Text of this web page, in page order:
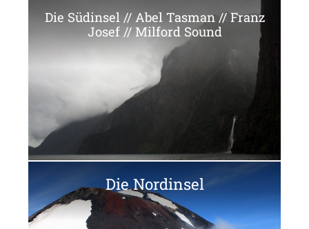
Die Südinsel // Abel Tasman // Franz
Josef // Milford Sound
Die Nordinsel